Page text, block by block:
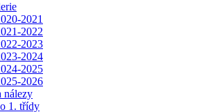
2021
2022
2023
2024
2025
2026
nálezy
1. třídy